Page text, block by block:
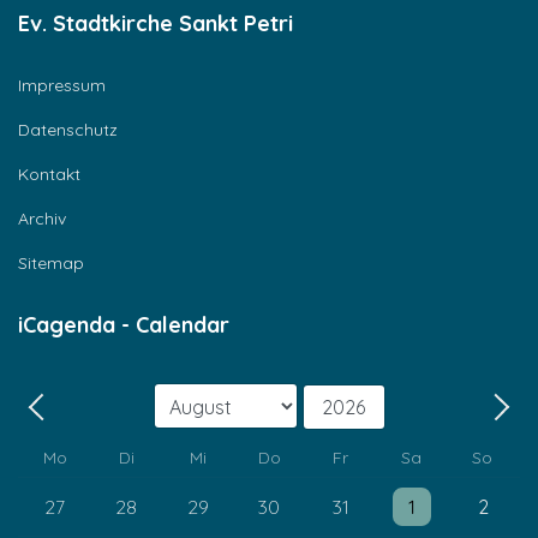
Ev. Stadtkirche Sankt Petri
Impressum
Datenschutz
Kontakt
Archiv
Sitemap
iCagenda - Calendar
Zurück - Monat
Jahr
Mo
Di Mi Do Fr Sa So
27 28 29 30 31
Einzelne Veranstaltung
1
Einzelne 2